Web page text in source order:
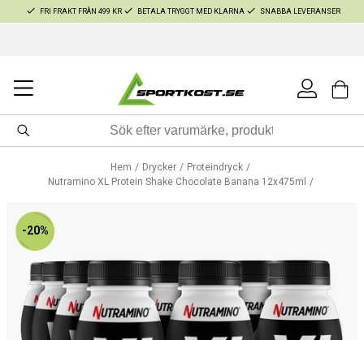
FRI FRAKT FRÅN 499 KR BETALA TRYGGT MED KLARNA SNABBA LEVERANSER
Hem Drycker
Proteindryck
Nutramino XL Protein Shake Chocolate Banana 12x475ml
-20%